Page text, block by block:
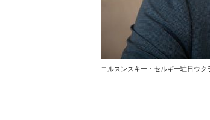
コルスンスキー・セルギー駐日ウク